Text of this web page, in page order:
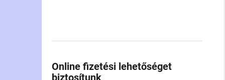
Online fizetési lehetőséget
biztosítunk